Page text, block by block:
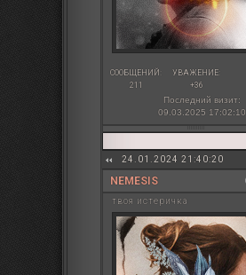
СООБЩЕНИЙ:
211
УВАЖЕНИЕ:
+36
Последний визит:
09.03.2025 17:02:10
24.01.2024 21:40:20
NEMESIS
твоя истеричка